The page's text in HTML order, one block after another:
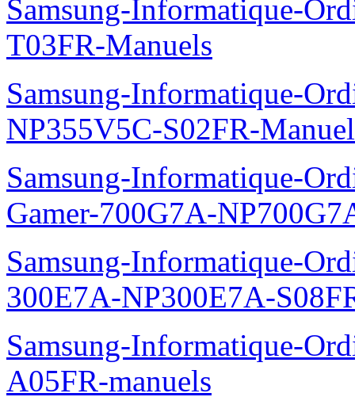
Samsung-Informatique-
T03FR-Manuels
Samsung-Informatique-
NP355V5C-S02FR-
Samsung-Informatique-
Gamer-700G7A-
Samsung-Informatique-
300E7A-NP300E7A-
Samsung-Informatique-
A05FR-manuels